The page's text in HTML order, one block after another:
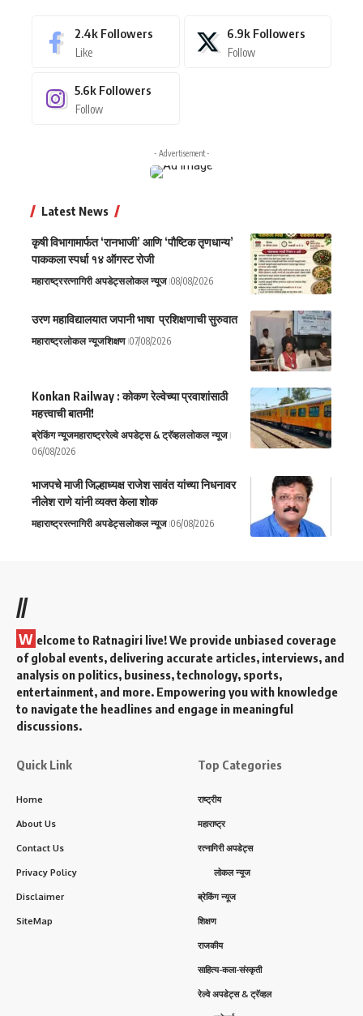
2.4k Followers
Like
6.9k Followers
Follow
5.6k Followers
Follow
- Advertisement -
Latest News
कृषी विभागामार्फत ‘रानभाजी’ आणि ‘पौष्टिक तृणधान्य’
पाककला स्पर्धा १४ ऑगस्ट रोजी
महाराष्ट्ररत्नागिरी अपडेट्सलोकल न्यूज 08/08/2026
उरण महाविद्यालयात जपानी भाषा प्रशिक्षणाची सुरुवात
महाराष्ट्रलोकल न्यूजशिक्षण 07/08/2026
Konkan Railway : कोकण रेल्वेच्या प्रवाशांसाठी
महत्त्वाची बातमी!
ब्रेकिंग न्यूजमहाराष्ट्ररेल्वे अपडेट्स & ट्रॅव्हललोकल न्यूज
06/08/2026
भाजपचे माजी जिल्हाध्यक्ष राजेश सावंत यांच्या निधनावर
नीलेश राणे यांनी व्यक्त केला शोक
महाराष्ट्ररत्नागिरी अपडेट्सलोकल न्यूज 06/08/2026
//
W elcome to Ratnagiri live! We provide unbiased coverage
of global events, delivering accurate articles, interviews, and
analysis on politics, business, technology, sports,
entertainment, and more. Empowering you with knowledge
to navigate the headlines and engage in meaningful
discussions.
Quick Link
Home
About Us
Contact Us
Privacy Policy
Disclaimer
SiteMap
Top Categories
राष्ट्रीय
महाराष्ट्र
रत्नागिरी अपडेट्स
लोकल न्यूज
ब्रेकिंग न्यूज
शिक्षण
राजकीय
साहित्य-कला-संस्कृती
रेल्वे अपडेट्स & ट्रॅव्हल